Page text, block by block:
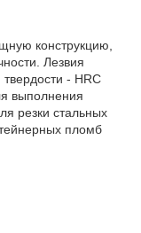
конструкцию,
Лезвия
- HRC
выполнения
резки стальных
пломб